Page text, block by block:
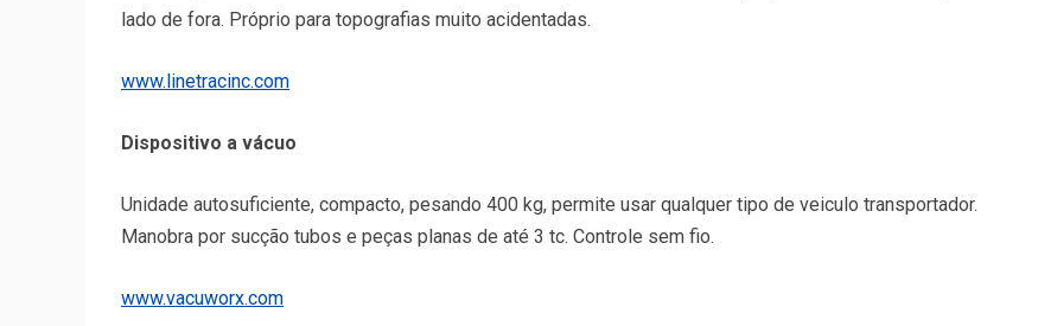
lado de fora. Próprio para topografias muito acidentadas.
www.linetracinc.com
Dispositivo a vácuo
Unidade autosuficiente, compacto, pesando 400 kg, permite usar qualquer tipo de veiculo transportador.
Manobra por sucção tubos e peças planas de até 3 tc. Controle sem fio.
www.vacuworx.com